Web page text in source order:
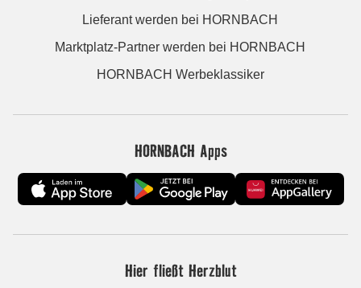
Lieferant werden bei HORNBACH
Marktplatz-Partner werden bei HORNBACH
HORNBACH Werbeklassiker
HORNBACH Apps
Hier fließt Herzblut